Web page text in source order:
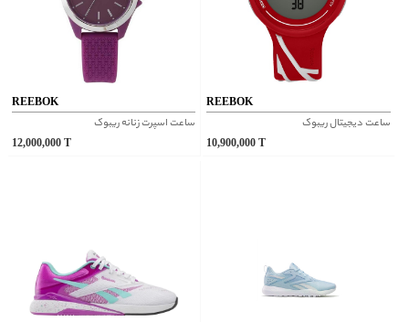
REEBOK
ساعت اسپرت زنانه ریبوک
12,000,000
REEBOK
ساعت دیجیتال ریبوک
10,900,000